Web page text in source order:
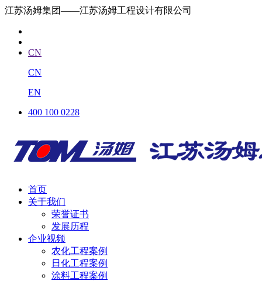
江苏汤姆集团——江苏汤姆工程设计有限公司
CN
CN
EN
400 100 0228
首页
关于我们
荣誉证书
发展历程
企业视频
农化工程案例
日化工程案例
涂料工程案例